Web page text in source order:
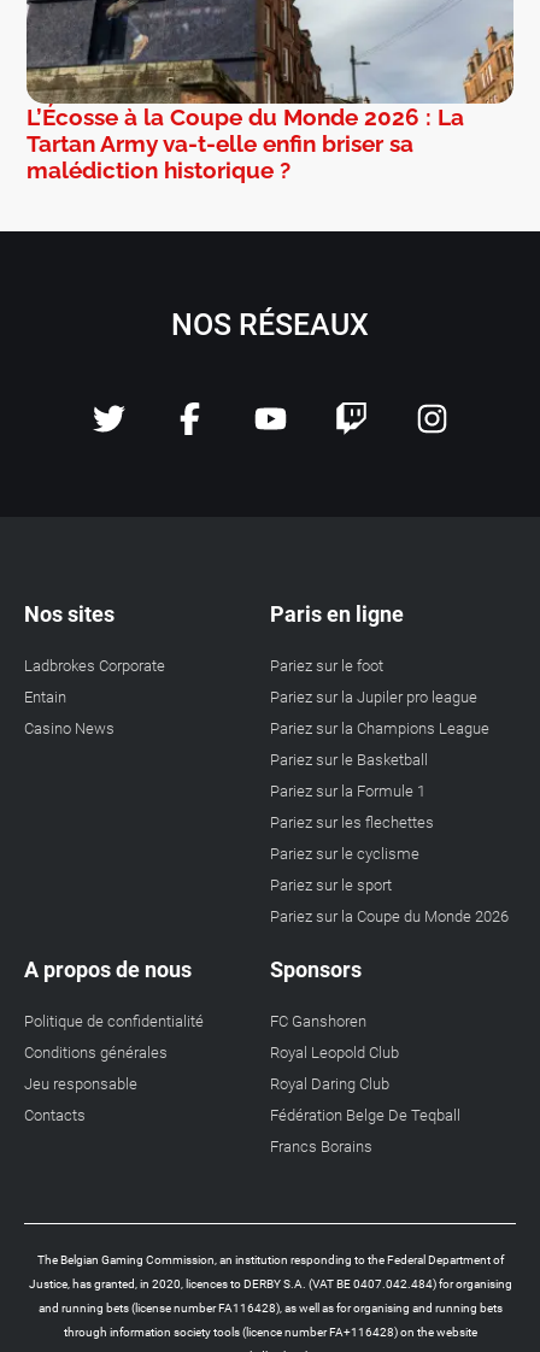
L’Écosse à la Coupe du Monde 2026 : La
Tartan Army va-t-elle enfin briser sa
malédiction historique ?
NOS RÉSEAUX
Nos sites
Ladbrokes Corporate
Entain
Casino News
Paris en ligne
Pariez sur le foot
Pariez sur la Jupiler pro league
Pariez sur la Champions League
Pariez sur le Basketball
Pariez sur la Formule 1
Pariez sur les flechettes
Pariez sur le cyclisme
Pariez sur le sport
Pariez sur la Coupe du Monde 2026
A propos de nous
Politique de confidentialité
Conditions générales
Jeu responsable
Contacts
Sponsors
FC Ganshoren
Royal Leopold Club
Royal Daring Club
Fédération Belge De Teqball
Francs Borains
The Belgian Gaming Commission, an institution responding to the Federal Department of
Justice, has granted, in 2020, licences to DERBY S.A. (VAT BE 0407.042.484) for organising
and running bets (license number FA116428), as well as for organising and running bets
through information society tools (licence number FA+116428) on the website